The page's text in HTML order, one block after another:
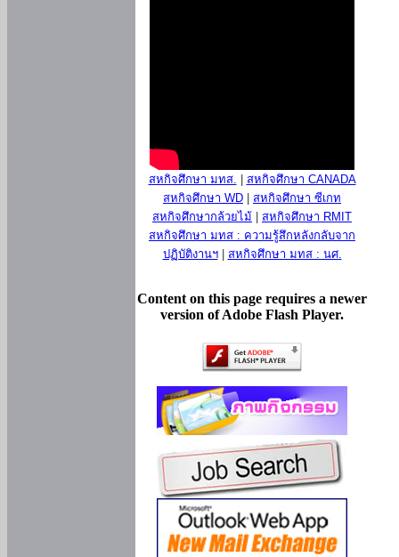
สหกิจศึกษา มทส.
สหกิจศึกษา CANADA
สหกิจศึกษา WD
สหกิจศึกษา ซีเกท
สหกิจศึกษากล้วยไม้
สหกิจศึกษา RMIT
สหกิจศึกษา มทส : ความรู้สึกหลังกลับจาก
ปฏิบัติงานฯ| สหกิจศึกษา มทส : นศ.
Content on this page requires a newer
version of Adobe Flash Player.